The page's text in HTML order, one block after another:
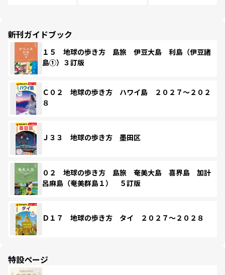
新刊ガイドブック
１５ 地球の歩き方 島旅 伊豆大島 利島（伊豆諸
島①）３訂版
Ｃ０２ 地球の歩き方 ハワイ島 ２０２７～２０２
８
Ｊ３３ 地球の歩き方 墨田区
０２ 地球の歩き方 島旅 奄美大島 喜界島 加計
呂麻島（奄美群島１） ５訂版
Ｄ１７ 地球の歩き方 タイ ２０２７～２０２８
特設ページ